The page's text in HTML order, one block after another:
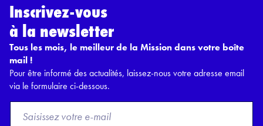
Inscrivez-vous
à la newsletter
Tous les mois, le meilleur de la Mission dans votre boîte
mail !
Pour être informé des actualités, laissez-nous votre adresse email
via le formulaire ci-dessous.